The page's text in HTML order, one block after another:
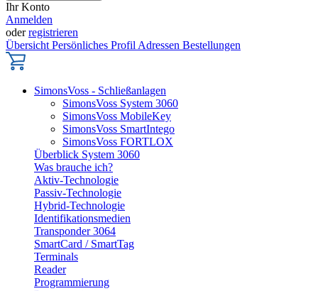
Ihr Konto
Anmelden
oderregistrieren
Übersicht Persönliches Profil Adressen Bestellungen
SimonsVoss - Schließanlagen
SimonsVoss System 3060
SimonsVoss MobileKey
SimonsVoss SmartIntego
SimonsVoss FORTLOX
Überblick System 3060
Was brauche ich?
Aktiv-Technologie
Passiv-Technologie
Hybrid-Technologie
Identifikationsmedien
Transponder 3064
SmartCard / SmartTag
Terminals
Reader
Programmierung